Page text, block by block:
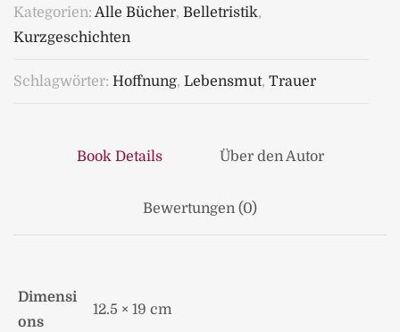
Kategorien: Alle Bücher, Belletristik,
Kurzgeschichten
Schlagwörter: Hoffnung, Lebensmut, Trauer
Book Details Über den Autor
Bewertungen (0)
Dimensi
ons
12.5 × 19 cm